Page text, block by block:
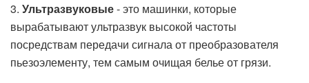
3. Ультразвуковые- это машинки, которые
вырабатывают ультразвук высокой частоты
посредствам передачи сигнала от преобразователя
пьезоэлементу, тем самым очищая белье от грязи.